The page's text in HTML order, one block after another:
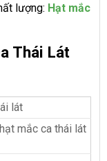
lượng: Hạt mắc
Thái Lát
lát
mắc ca thái lát